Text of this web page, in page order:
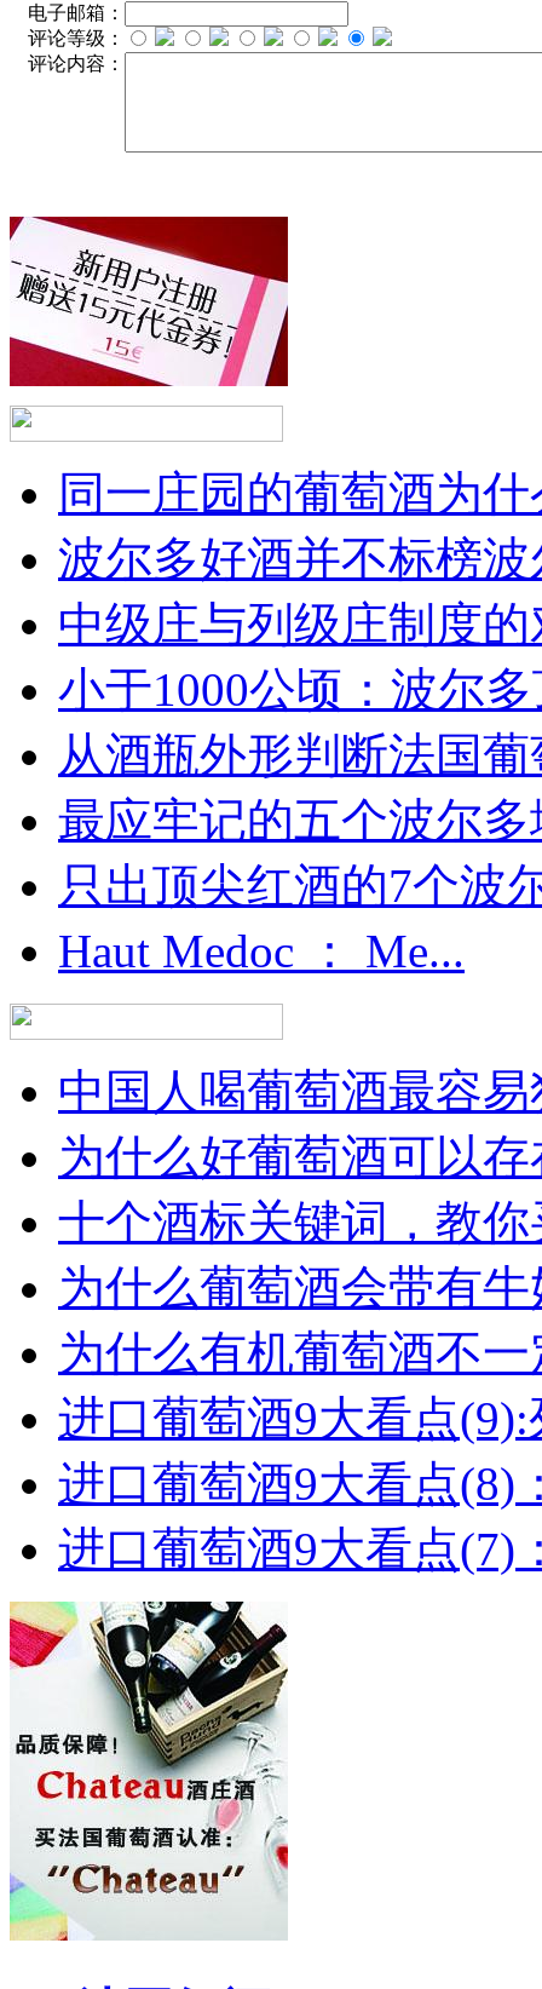
电子邮箱：
评论等级：
评论内容：
同一庄园的葡萄酒为
波尔多好酒并不标榜
中级庄与列级庄制度
小于1000公顷：波尔
从酒瓶外形判断法国
最应牢记的五个波尔多
只出顶尖红酒的7个波
Haut Medoc ： Me...
中国人喝葡萄酒最容
为什么好葡萄酒可以
十个酒标关键词，教
为什么葡萄酒会带有
为什么有机葡萄酒不
进口葡萄酒9大看点(9):
进口葡萄酒9大看点(8)
进口葡萄酒9大看点(7)